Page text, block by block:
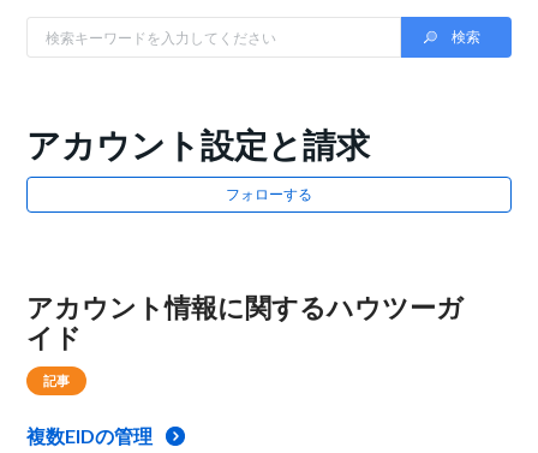
アカウント設定と請求
フォローする
アカウント情報に関するハウツーガ
イド
記事
複数EIDの管理